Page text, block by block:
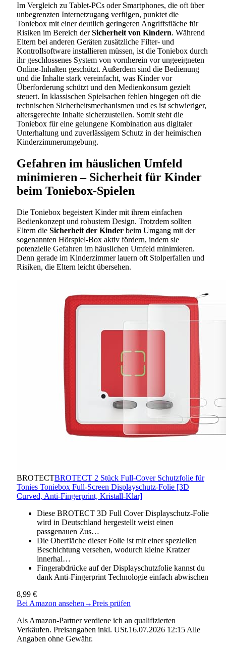
Im Vergleich zu Tablet-PCs oder Smartphones, die oft über
unbegrenzten Internetzugang verfügen, punktet die
Toniebox mit einer deutlich geringeren Angriffsfläche für
Risiken im Bereich derSicherheit von Kindern. Während
Eltern bei anderen Geräten zusätzliche Filter- und
Kontrollsoftware installieren müssen, ist die Toniebox durch
ihr geschlossenes System von vornherein vor ungeeigneten
Online-Inhalten geschützt. Außerdem sind die Bedienung
und die Inhalte stark vereinfacht, was Kinder vor
Überforderung schützt und den Medienkonsum gezielt
steuert. In klassischen Spielsachen fehlen hingegen oft die
technischen Sicherheitsmechanismen und es ist schwieriger,
altersgerechte Inhalte sicherzustellen. Somit steht die
Toniebox für eine gelungene Kombination aus digitaler
Unterhaltung und zuverlässigem Schutz in der heimischen
Kinderzimmerumgebung.
Gefahren im häuslichen Umfeld
minimieren – Sicherheit für Kinder
beim Toniebox-Spielen
Die Toniebox begeistert Kinder mit ihrem einfachen
Bedienkonzept und robustem Design. Trotzdem sollten
Eltern die Sicherheit der Kinder beim Umgang mit der
sogenannten Hörspiel-Box aktiv fördern, indem sie
potenzielle Gefahren im häuslichen Umfeld minimieren.
Denn gerade im Kinderzimmer lauern oft Stolperfallen und
Risiken, die Eltern leicht übersehen.
BROTECTBROTECT 2 Stück Full-Cover Schutzfolie für
Tonies Toniebox Full-Screen Displayschutz-Folie [3D
Curved, Anti-Fingerprint, Kristall-Klar]
Diese BROTECT 3D Full Cover Displayschutz-Folie
wird in Deutschland hergestellt weist einen
passgenauen Zus…
Die Oberfläche dieser Folie ist mit einer speziellen
Beschichtung versehen, wodurch kleine Kratzer
innerhal…
Fingerabdrücke auf der Displayschutzfolie kannst du
dank Anti-Fingerprint Technologie einfach abwischen
8,99 €
Bei Amazon ansehen →Preis prüfen
Als Amazon-Partner verdiene ich an qualifizierten
Verkäufen. Preisangaben inkl. USt.16.07.2026 12:15 Alle
Angaben ohne Gewähr.